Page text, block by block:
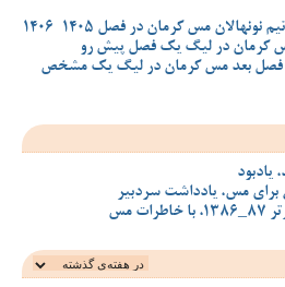
مس کرمان در فصل 1405-1406
کرمان در لیگ یک فصل پیش رو
فصل بعد مس کرمان در لیگ یک مشخص
یادبود
مس، یادداشت سردبیر
مس